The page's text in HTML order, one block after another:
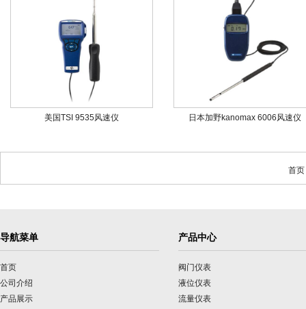
美国TSI 9535风速仪 日本加野kanomax 6006风速仪
首页
导航菜单
首页
公司介绍
产品展示
产品中心
阀门仪表
液位仪表
流量仪表